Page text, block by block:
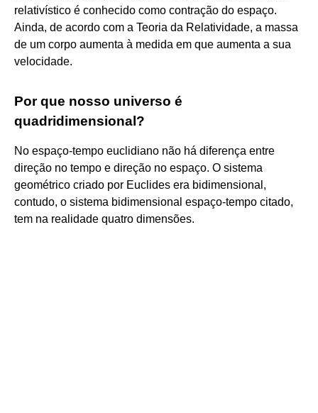
relativístico é conhecido como contração do espaço.
Ainda, de acordo com a Teoria da Relatividade, a massa
de um corpo aumenta à medida em que aumenta a sua
velocidade.
Por que nosso universo é
quadridimensional?
No espaço-tempo euclidiano não há diferença entre
direção no tempo e direção no espaço. O sistema
geométrico criado por Euclides era bidimensional,
contudo, o sistema bidimensional espaço-tempo citado,
tem na realidade quatro dimensões.